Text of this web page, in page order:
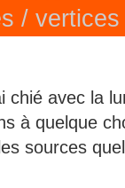
/
chié avec la
à quelque
sources